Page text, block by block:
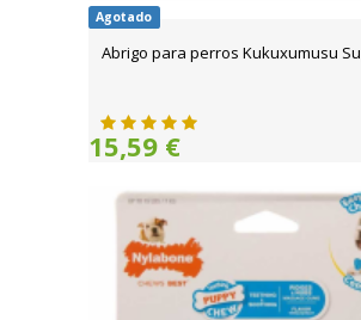
Agotado
Abrigo para perros Kukuxumusu
15,59 €